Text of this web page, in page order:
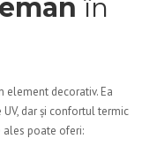
în
element decorativ. Ea
dar și confortul termic
ales poate oferi: